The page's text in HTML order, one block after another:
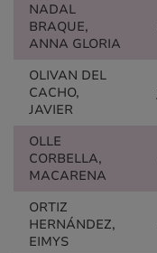
NADAL
BRAQUE,
ANNA GLORIA
OLIVAN DEL
CACHO,
JAVIER
OLLE
CORBELLA,
MACARENA
ORTIZ
HERNÁNDEZ,
EIMYS